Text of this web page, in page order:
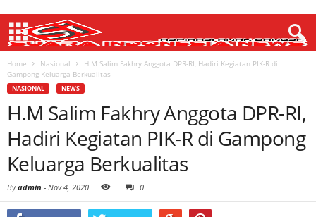
Home Nasional
H.M Salim Fakhry Anggota DPR-RI, Hadiri Kegiatan PIK-R di
Gampong Keluarga Berkualitas
NASIONAL NEWS
H.M Salim Fakhry Anggota DPR-RI,
Hadiri Kegiatan PIK-R di Gampong
Keluarga Berkualitas
Byadmin - Nov 4, 2020 0